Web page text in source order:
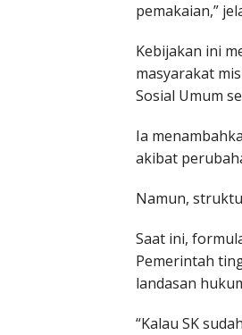
pemakaian,”
Kebijakan ini
masyarakat
Sosial Umum
Ia
akibat
Namun,
Saat ini,
Pemerintah
landasan
“Kalau SK